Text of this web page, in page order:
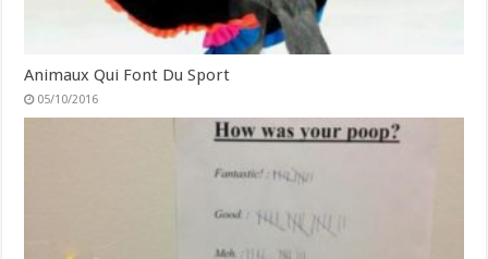
Animaux Qui Font Du Sport
05/10/2016